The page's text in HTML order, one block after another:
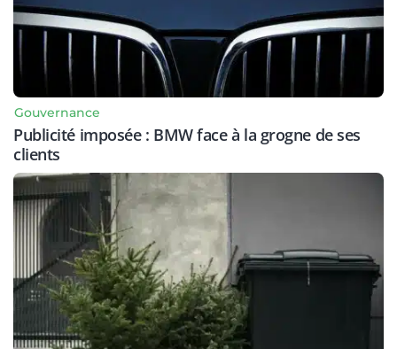
Gouvernance
Publicité imposée : BMW face à la grogne de ses
clients